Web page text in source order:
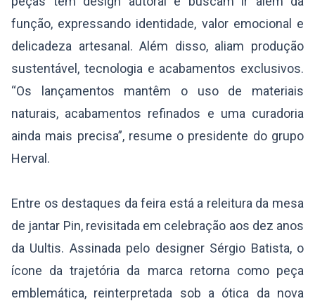
função, expressando identidade, valor emocional e
delicadeza artesanal. Além disso, aliam produção
sustentável, tecnologia e acabamentos exclusivos.
“Os lançamentos mantêm o uso de materiais
naturais, acabamentos refinados e uma curadoria
ainda mais precisa”, resume o presidente do grupo
Herval.
Entre os destaques da feira está a releitura da mesa
de jantar Pin, revisitada em celebração aos dez anos
da Uultis. Assinada pelo designer Sérgio Batista, o
ícone da trajetória da marca retorna como peça
emblemática, reinterpretada sob a ótica da nova